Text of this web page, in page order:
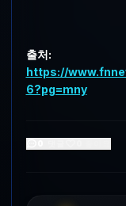
출처:
https://
6?pg=mny